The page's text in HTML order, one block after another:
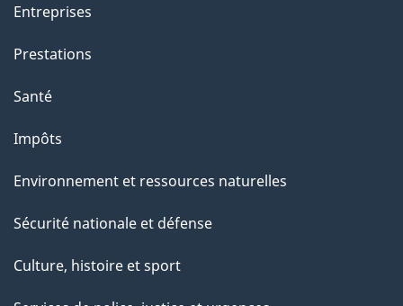
Entreprises
Prestations
Santé
Impôts
Environnement et ressources naturelles
Sécurité nationale et défense
Culture, histoire et sport